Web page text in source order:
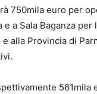
750mila euro per
a Sala Baganza per
alla Provincia di
561mila